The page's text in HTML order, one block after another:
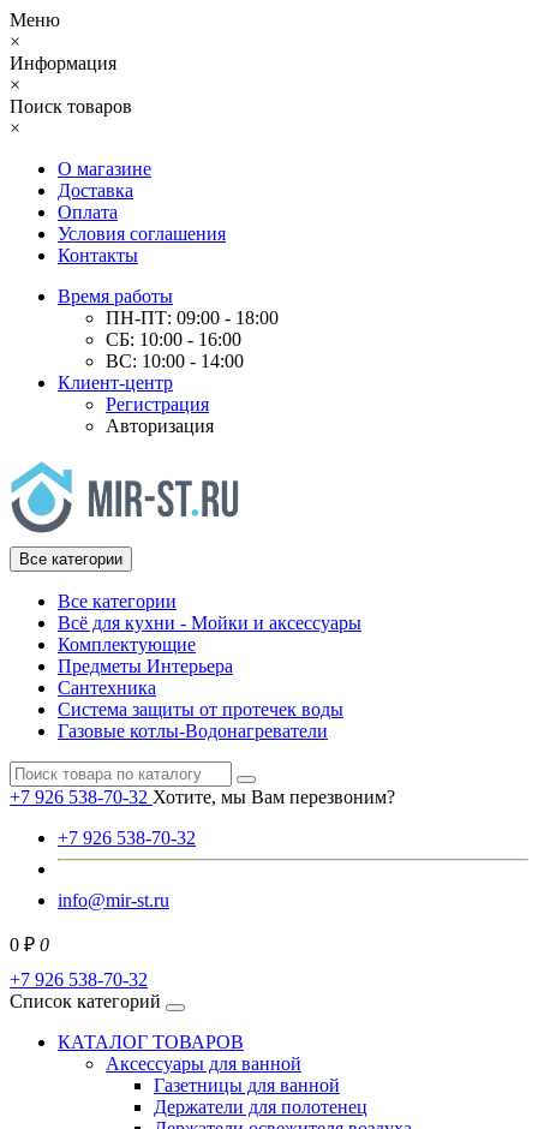
Меню
×
Информация
×
Поиск товаров
×
О магазине
Доставка
Оплата
Условия соглашения
Контакты
Время работы
ПН-ПТ: 09:00 - 18:00
СБ: 10:00 - 16:00
ВС: 10:00 - 14:00
Клиент-центр
Регистрация
Авторизация
Все категории
Все категории
Всё для кухни - Мойки и аксессуары
Комплектующие
Предметы Интерьера
Сантехника
Система защиты от протечек воды
Газовые котлы-Водонагреватели
+7 926 538-70-32 Хотите, мы Вам перезвоним?
+7 926 538-70-32
info@mir-st.ru
0 ₽ 0
+7 926 538-70-32
Список категорий
КАТАЛОГ ТОВАРОВ
Аксессуары для ванной
Газетницы для ванной
Держатели для полотенец